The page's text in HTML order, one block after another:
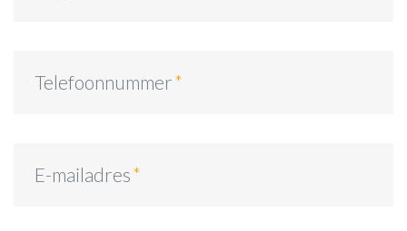
Telefoonnummer
E-mailadres